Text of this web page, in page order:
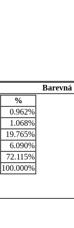
Barevná
%
0.962%
1.068%
19.765%
6.090%
72.115%
100.000%